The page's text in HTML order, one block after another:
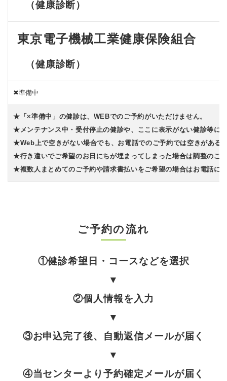
（健康診断）
東京電子機械工業健康保険組合
（健康診断）
✖準備中
★「×準備中」の健診は、WEBでのご予約がいただけません。
★メンテナンス中・受付停止の健診や、ここに表示がない健診等に
★Web上で空きがない場合でも、お電話でのご予約では空きがある
★行き違いでご希望のお日にちが埋まってしまった場合は調整のご
★複数人まとめてのご予約や請求書払いをご希望の場合はお電話に
ご予約の流れ
①健診希望日・コースなどを選択
▼
②個人情報を入力
▼
③お申込完了後、自動返信メールが届く
▼
④当センターより予約確定メールが届く